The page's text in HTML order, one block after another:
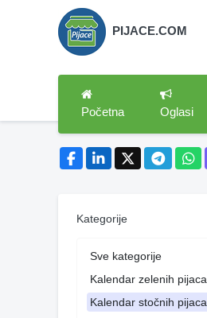
PIJACE.COM
Početna Oglasi
Kategorije
Sve kategorije
Kalendar zelenih pijaca
Kalendar stočnih pijaca